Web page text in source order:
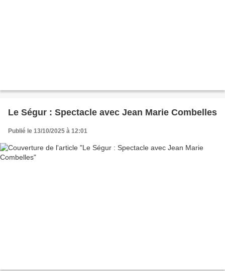
Le Ségur : Spectacle avec Jean Marie Combelles
Publié le 13/10/2025 à 12:01